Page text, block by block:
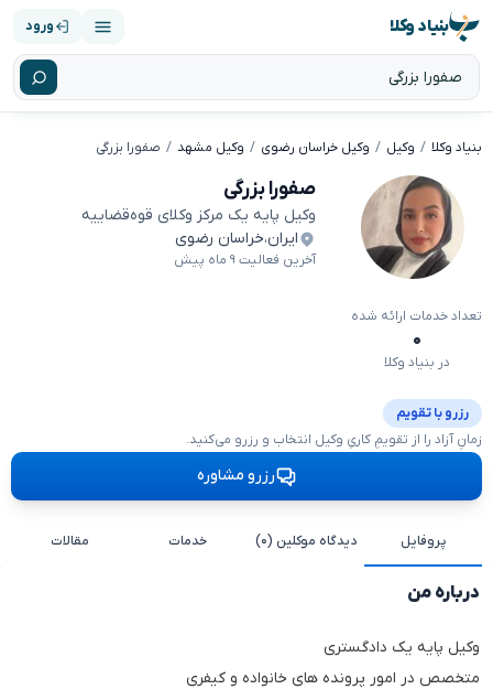
بنیاد وکلا ورود
بنیاد وکلا وکیل وکیل خراسان رضوی وکیل مشهد صفورا بزرگی
صفورا بزرگی
وکیل پایه یک مرکز وکلای قوه‌قضاییه
ایران،خراسان رضوی
آخرین فعالیت ۹ ماه پیش
تعداد خدمات ارائه شده
۰
در بنیاد وکلا
رزرو با تقویم
زمانِ آزاد را از تقویمِ کاریِ وکیل انتخاب و رزرو می‌کنید.
رزرو مشاوره
پروفایل دیدگاه موکلین (۰) خدمات مقالات
درباره من
وکیل پایه یک دادگستری
متخصص در امور پرونده های خانواده و کیفری